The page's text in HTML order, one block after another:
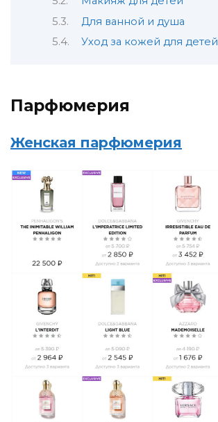
Для ванной и душа
Уход за кожей для детей
Парфюмерия
Женская парфюмерия